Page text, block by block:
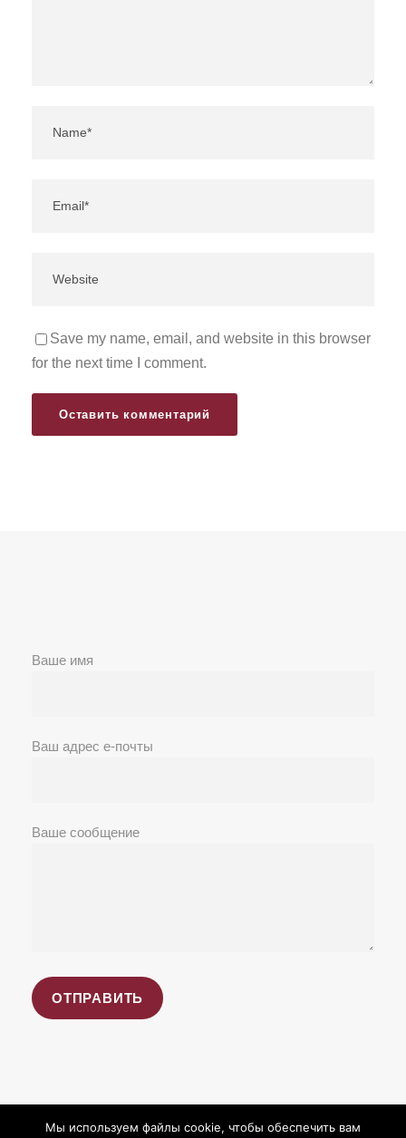
Save my name, email, and website in this browser
for the next time I comment.
Ваше имя
Ваш адрес е-почты
Ваше сообщение
Мы используем файлы cookie, чтобы обеспечить вам